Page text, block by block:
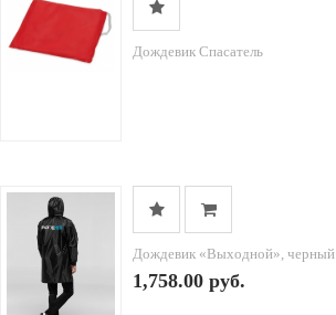
Дождевик Спасатель
Дождевик «Выходной», черный
1,758.00 руб.